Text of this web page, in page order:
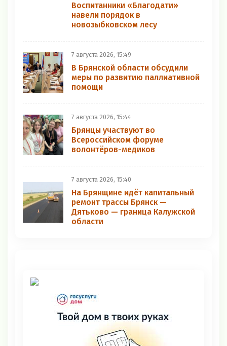
Воспитанники «Благодати»
навели порядок в
новозыбковском лесу
7 августа 2026, 15:49
В Брянской области обсудили
меры по развитию паллиативной
помощи
7 августа 2026, 15:44
Брянцы участвуют во
Всероссийском форуме
волонтёров-медиков
7 августа 2026, 15:40
На Брянщине идёт капитальный
ремонт трассы Брянск —
Дятьково — граница Калужской
области